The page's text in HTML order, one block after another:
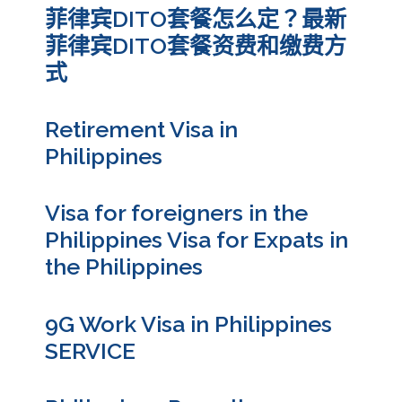
菲律宾DITO套餐怎么定？最新
菲律宾DITO套餐资费和缴费方
式
Retirement Visa in
Philippines
Visa for foreigners in the
Philippines Visa for Expats in
the Philippines
9G Work Visa in Philippines
SERVICE